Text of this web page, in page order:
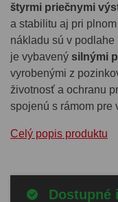
štyrmi priečnymi
a stabilitu aj pri
nákladu sú v
je vybavený silnými
vyrobenými z
životnosť a ochranu
spojenú s rámom pre
Celý popis produktu
Dostupné